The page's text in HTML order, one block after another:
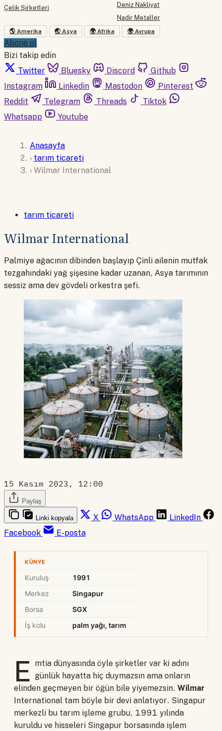
Çelik Şirketleri
Deniz Nakliyat
Nadir Metaller
🌎 Amerika 🌏 Asya 🌍 Afrika 🌍 Avrupa
Abone ol
Bizi takip edin
Twitter
Bluesky Discord
Github
Instagram
Linkedin Mastodon
Pinterest
Reddit
Telegram Threads
Tiktok
Whatsapp
Youtube
Anasayfa
› tarım ticareti
› Wilmar International
tarım ticareti
Wilmar International
Palmiye ağacının dibinden başlayıp Çinli ailenin mutfak
tezgahındaki yağ şişesine kadar uzanan, Asya tarımının
sessiz ama dev gövdeli orkestra şefi.
15 Kasım 2023, 12:00
Paylaş
Linki kopyala X WhatsApp
LinkedIn
Facebook
E-posta
KÜNYE
Kuruluş
1991
Merkez
Singapur
Borsa
SGX
İş kolu
palm yağı, tarım
E mtia dünyasında öyle şirketler var ki adını
günlük hayatta hiç duymazsın ama onların
elinden geçmeyen bir öğün bile yiyemezsin. Wilmar
International tam böyle bir devi anlatıyor. Singapur
merkezli bu tarım işleme grubu, 1991 yılında
kuruldu ve hisseleri Singapur borsasında işlem